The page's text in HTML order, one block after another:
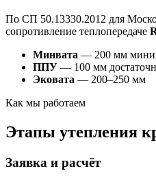
По СП 50.13330.2012 для
сопротивление теплопередаче
Минвата — 200 мм
ППУ — 100 мм
Эковата — 200–250 мм
Как мы работаем
Этапы утепления
Заявка и расчёт